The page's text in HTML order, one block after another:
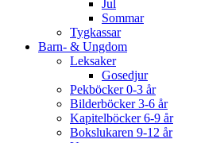
Jul
Sommar
Tygkassar
Barn- & Ungdom
Leksaker
Gosedjur
Pekböcker 0-3 år
Bilderböcker 3-6 år
Kapitelböcker 6-9 år
Bokslukaren 9-12 år